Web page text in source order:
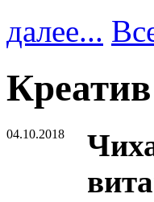
далее...
04.10.2018